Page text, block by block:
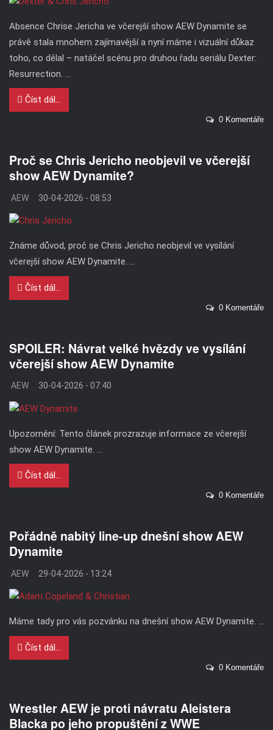
Absence Chrise Jericha ve včerejší show AEW Dynamite se
právě stala mnohem zajímavější a nyní máme i vizuální důkaz
toho, co dělal – natáčel scénu pro druhou řadu seriálu Dexter:
Resurrection. ...
Číst dál...
0 Komentáře
Proč se Chris Jericho neobjevil ve včerejší
show AEW Dynamite?
AEW 30-04-2026 - 08:53
Známe důvod, proč se Chris Jericho neobjevil ve vysílání
včerejší show AEW Dynamite. ...
Číst dál...
0 Komentáře
SPOILER: Návrat velké hvězdy ve vysílání
včerejší show AEW Dynamite
AEW 30-04-2026 - 07:40
Upozornění: Tento článek prozrazuje informace ze včerejší
show AEW Dynamite. ...
Číst dál...
0 Komentáře
Pořádně nabitý line-up dnešní show AEW
Dynamite
AEW 29-04-2026 - 13:24
Máme tady pro vás pozvánku na dnešní show AEW Dynamite. ...
Číst dál...
0 Komentáře
Wrestler AEW je proti návratu Aleistera
Blacka po jeho propuštění z WWE